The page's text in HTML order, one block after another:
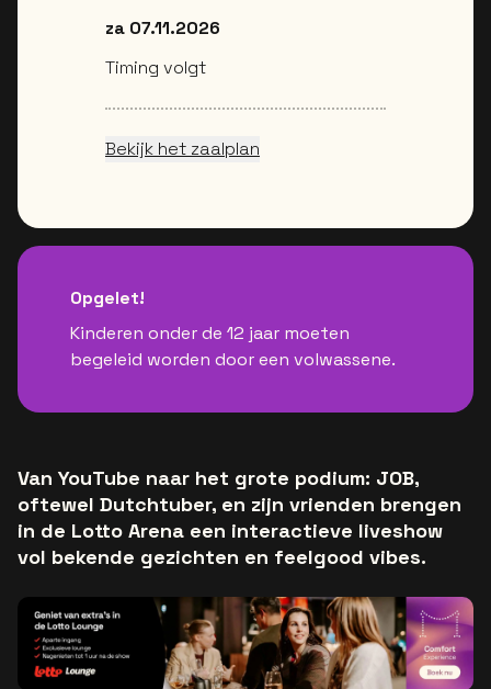
Opgelet!
Kinderen onder de 12 jaar moeten
begeleid worden door een volwassene.
Van YouTube naar het grote podium: JOB,
oftewel Dutchtuber, en zijn vrienden brengen
in de Lotto Arena een interactieve liveshow
vol bekende gezichten en feelgood vibes.
za 07.11.2026
Timing volgt
Bekijk het zaalplan